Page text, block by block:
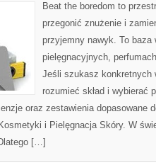
Beat the boredom to
przegonić znużenie i
przyjemny nawyk. To baza
pielęgnacyjnych,
Jeśli szukasz konkretnych
rozumieć skład i wybierać
oraz zestawienia dopasowane
i Pielęgnacja Skóry. W
[…]